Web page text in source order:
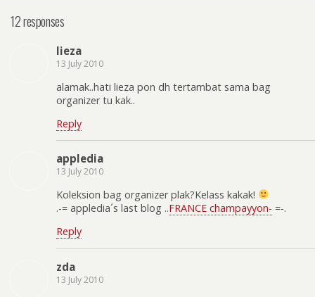
12 responses
lieza
13 July 2010
alamak..hati lieza pon dh tertambat sama bag
organizer tu kak..
Reply
appledia
13 July 2010
Koleksion bag organizer plak?Kelass kakak!
.-= appledia´s last blog ..FRANCE champayyon- =-.
Reply
zda
13 July 2010